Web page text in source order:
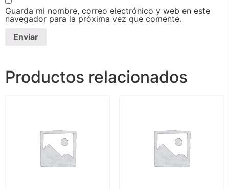
Guarda mi nombre, correo electrónico y web en este
navegador para la próxima vez que comente.
Productos relacionados